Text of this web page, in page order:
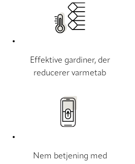
Effektive gardiner, der
reducerer varmetab
Nem betjening med